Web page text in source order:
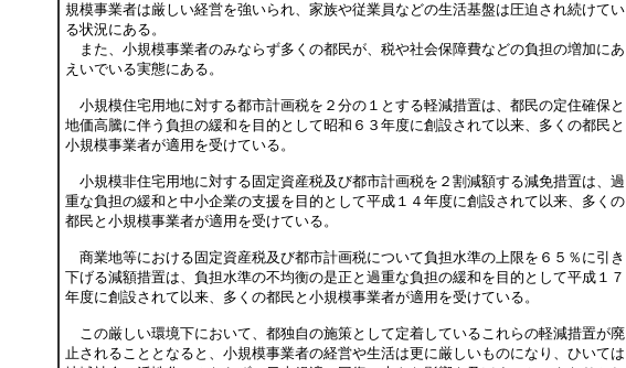
規模事業者は厳しい経営を強いられ、家族や従業員などの生活基盤は圧迫され続けてい
る状況にある。
また、小規模事業者のみならず多くの都民が、税や社会保障費などの負担の増加にあ
えいでいる実態にある。
小規模住宅用地に対する都市計画税を２分の１とする軽減措置は、都民の定住確保と
地価高騰に伴う負担の緩和を目的として昭和６３年度に創設されて以来、多くの都民と
小規模事業者が適用を受けている。
小規模非住宅用地に対する固定資産税及び都市計画税を２割減額する減免措置は、過
重な負担の緩和と中小企業の支援を目的として平成１４年度に創設されて以来、多くの
都民と小規模事業者が適用を受けている。
商業地等における固定資産税及び都市計画税について負担水準の上限を６５％に引き
下げる減額措置は、負担水準の不均衡の是正と過重な負担の緩和を目的として平成１７
年度に創設されて以来、多くの都民と小規模事業者が適用を受けている。
この厳しい環境下において、都独自の施策として定着しているこれらの軽減措置が廃
止されることとなると、小規模事業者の経営や生活は更に厳しいものになり、ひいては